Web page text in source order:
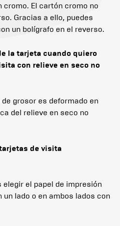
El cartón cromo no
Gracias a ello, puedes
un bolígrafo en el reverso.
la tarjeta cuando quiero
con relieve en seco no
grosor es deformado en
del relieve en seco no
de visita
el papel de impresión
un lado o en ambos lados con